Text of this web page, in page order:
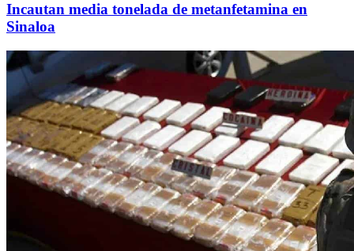
Incautan media tonelada de metanfetamina en
Sinaloa